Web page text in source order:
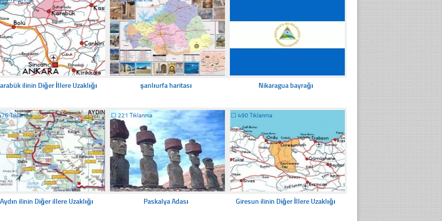
ilinin Diğer İllere Uzaklığı şanlıurfa haritası Nikaragua bayrağı
Tıklanma
Aydın ilinin Diğer illere Uzaklığı
☐ 221 Tıklanma
Paskalya Adası
☐ 490 Tıklanma
Giresun ilinin Diğer İllere Uzaklığı